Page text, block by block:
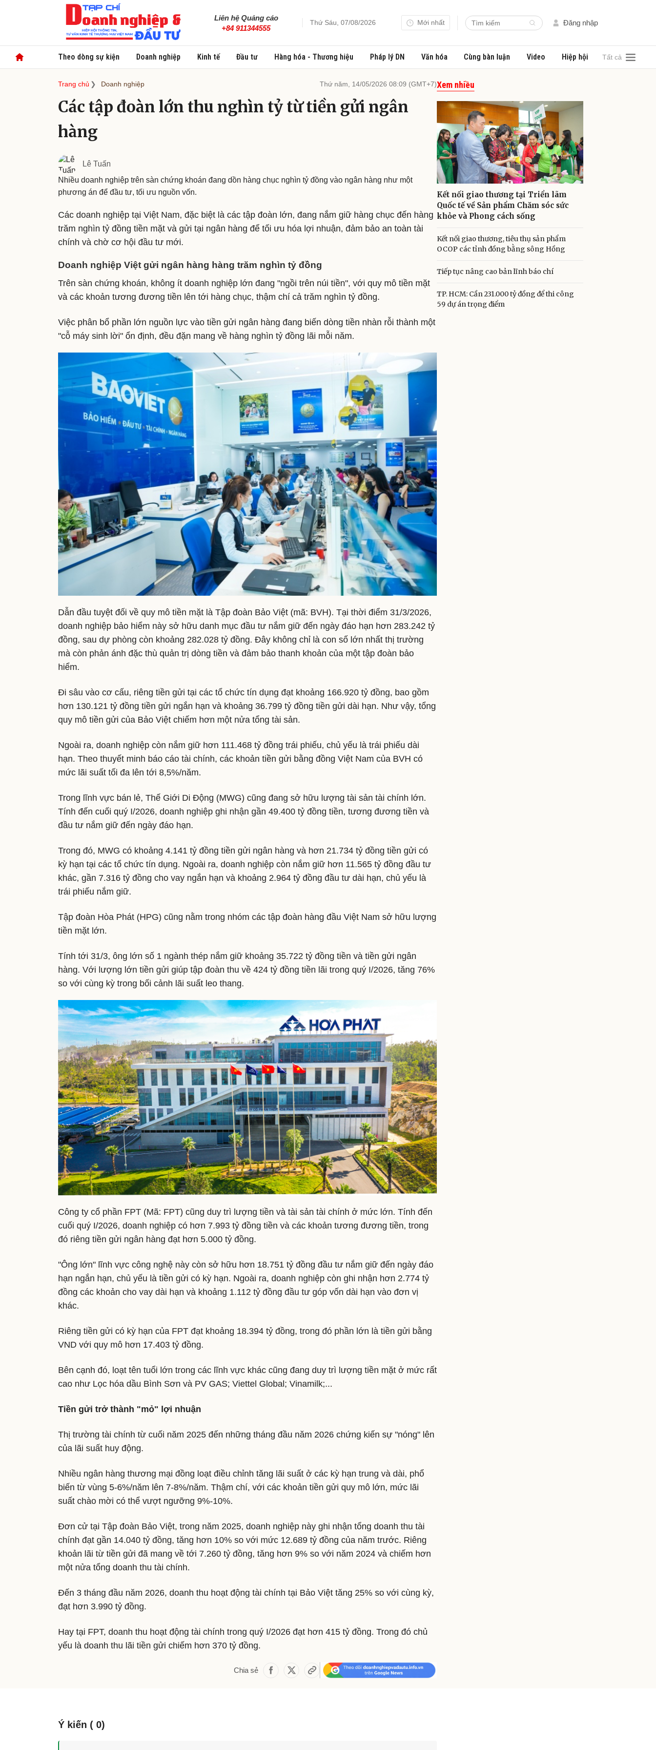
Liên hệ Quảng cáo
+84 911344555
Thứ Sáu, 07/08/2026 Mới nhất Đăng nhập
Theo dòng sự kiện Doanh nghiệp Kinh tế Đầu tư Hàng hóa - Thương hiệu Pháp lý DN Văn hóa Cùng bàn luận Video Hiệp hội Tất cả
Trang chủ Doanh nghiệp Thứ năm, 14/05/2026 08:09 (GMT+7)
Các tập đoàn lớn thu nghìn tỷ từ tiền gửi ngân
hàng
Lê Tuấn
Nhiều doanh nghiệp trên sàn chứng khoán đang dồn hàng chục nghìn tỷ đồng vào ngân hàng như một
phương án để đầu tư, tối ưu nguồn vốn.
Các doanh nghiệp tại Việt Nam, đặc biệt là các tập đoàn lớn, đang nắm giữ hàng chục đến hàng
trăm nghìn tỷ đồng tiền mặt và gửi tại ngân hàng để tối ưu hóa lợi nhuận, đảm bảo an toàn tài
chính và chờ cơ hội đầu tư mới.
Doanh nghiệp Việt gửi ngân hàng hàng trăm nghìn tỷ đồng
Trên sàn chứng khoán, không ít doanh nghiệp lớn đang "ngồi trên núi tiền", với quy mô tiền mặt
và các khoản tương đương tiền lên tới hàng chục, thậm chí cả trăm nghìn tỷ đồng.
Việc phân bổ phần lớn nguồn lực vào tiền gửi ngân hàng đang biến dòng tiền nhàn rỗi thành một
"cỗ máy sinh lời" ổn định, đều đặn mang về hàng nghìn tỷ đồng lãi mỗi năm.
Dẫn đầu tuyệt đối về quy mô tiền mặt là Tập đoàn Bảo Việt (mã: BVH). Tại thời điểm 31/3/2026,
doanh nghiệp bảo hiểm này sở hữu danh mục đầu tư nắm giữ đến ngày đáo hạn hơn 283.242 tỷ
đồng, sau dự phòng còn khoảng 282.028 tỷ đồng. Đây không chỉ là con số lớn nhất thị trường
mà còn phản ánh đặc thù quản trị dòng tiền và đảm bảo thanh khoản của một tập đoàn bảo
hiểm.
Đi sâu vào cơ cấu, riêng tiền gửi tại các tổ chức tín dụng đạt khoảng 166.920 tỷ đồng, bao gồm
hơn 130.121 tỷ đồng tiền gửi ngắn hạn và khoảng 36.799 tỷ đồng tiền gửi dài hạn. Như vậy, tổng
quy mô tiền gửi của Bảo Việt chiếm hơn một nửa tổng tài sản.
Ngoài ra, doanh nghiệp còn nắm giữ hơn 111.468 tỷ đồng trái phiếu, chủ yếu là trái phiếu dài
hạn. Theo thuyết minh báo cáo tài chính, các khoản tiền gửi bằng đồng Việt Nam của BVH có
mức lãi suất tối đa lên tới 8,5%/năm.
Trong lĩnh vực bán lẻ, Thế Giới Di Động (MWG) cũng đang sở hữu lượng tài sản tài chính lớn.
Tính đến cuối quý I/2026, doanh nghiệp ghi nhận gần 49.400 tỷ đồng tiền, tương đương tiền và
đầu tư nắm giữ đến ngày đáo hạn.
Trong đó, MWG có khoảng 4.141 tỷ đồng tiền gửi ngân hàng và hơn 21.734 tỷ đồng tiền gửi có
kỳ hạn tại các tổ chức tín dụng. Ngoài ra, doanh nghiệp còn nắm giữ hơn 11.565 tỷ đồng đầu tư
khác, gần 7.316 tỷ đồng cho vay ngắn hạn và khoảng 2.964 tỷ đồng đầu tư dài hạn, chủ yếu là
trái phiếu nắm giữ.
Tập đoàn Hòa Phát (HPG) cũng nằm trong nhóm các tập đoàn hàng đầu Việt Nam sở hữu lượng
tiền mặt lớn.
Tính tới 31/3, ông lớn số 1 ngành thép nắm giữ khoảng 35.722 tỷ đồng tiền và tiền gửi ngân
hàng. Với lượng lớn tiền gửi giúp tập đoàn thu về 424 tỷ đồng tiền lãi trong quý I/2026, tăng 76%
so với cùng kỳ trong bối cảnh lãi suất leo thang.
Công ty cổ phần FPT (Mã: FPT) cũng duy trì lượng tiền và tài sản tài chính ở mức lớn. Tính đến
cuối quý I/2026, doanh nghiệp có hơn 7.993 tỷ đồng tiền và các khoản tương đương tiền, trong
đó riêng tiền gửi ngân hàng đạt hơn 5.000 tỷ đồng.
"Ông lớn" lĩnh vực công nghệ này còn sở hữu hơn 18.751 tỷ đồng đầu tư nắm giữ đến ngày đáo
hạn ngắn hạn, chủ yếu là tiền gửi có kỳ hạn. Ngoài ra, doanh nghiệp còn ghi nhận hơn 2.774 tỷ
đồng các khoản cho vay dài hạn và khoảng 1.112 tỷ đồng đầu tư góp vốn dài hạn vào đơn vị
khác.
Riêng tiền gửi có kỳ hạn của FPT đạt khoảng 18.394 tỷ đồng, trong đó phần lớn là tiền gửi bằng
VND với quy mô hơn 17.403 tỷ đồng.
Bên cạnh đó, loạt tên tuổi lớn trong các lĩnh vực khác cũng đang duy trì lượng tiền mặt ở mức rất
cao như Lọc hóa dầu Bình Sơn và PV GAS; Viettel Global; Vinamilk;...
Tiền gửi trở thành "mỏ" lợi nhuận
Thị trường tài chính từ cuối năm 2025 đến những tháng đầu năm 2026 chứng kiến sự "nóng" lên
của lãi suất huy động.
Nhiều ngân hàng thương mại đồng loạt điều chỉnh tăng lãi suất ở các kỳ hạn trung và dài, phổ
biến từ vùng 5-6%/năm lên 7-8%/năm. Thậm chí, với các khoản tiền gửi quy mô lớn, mức lãi
suất chào mời có thể vượt ngưỡng 9%-10%.
Đơn cử tại Tập đoàn Bảo Việt, trong năm 2025, doanh nghiệp này ghi nhận tổng doanh thu tài
chính đạt gần 14.040 tỷ đồng, tăng hơn 10% so với mức 12.689 tỷ đồng của năm trước. Riêng
khoản lãi từ tiền gửi đã mang về tới 7.260 tỷ đồng, tăng hơn 9% so với năm 2024 và chiếm hơn
một nửa tổng doanh thu tài chính.
Đến 3 tháng đầu năm 2026, doanh thu hoạt động tài chính tại Bảo Việt tăng 25% so với cùng kỳ,
đạt hơn 3.990 tỷ đồng.
Hay tại FPT, doanh thu hoạt động tài chính trong quý I/2026 đạt hơn 415 tỷ đồng. Trong đó chủ
yếu là doanh thu lãi tiền gửi chiếm hơn 370 tỷ đồng.
Chia sẻ
Xem nhiều
Kết nối giao thương tại Triển lãm
Quốc tế về Sản phẩm Chăm sóc sức
khỏe và Phong cách sống
Kết nối giao thương, tiêu thụ sản phẩm
OCOP các tỉnh đồng bằng sông Hồng
Tiếp tục nâng cao bản lĩnh báo chí
TP. HCM: Cần 231.000 tỷ đồng để thi công
59 dự án trọng điểm